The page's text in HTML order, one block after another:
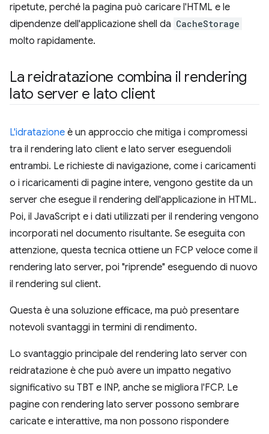
ripetute, perché la pagina può caricare l'HTML e le
dipendenze dell'applicazione shell da CacheStorage
molto rapidamente.
La reidratazione combina il rendering
lato server e lato client
L'idratazione è un approccio che mitiga i compromessi
tra il rendering lato client e lato server eseguendoli
entrambi. Le richieste di navigazione, come i caricamenti
o i ricaricamenti di pagine intere, vengono gestite da un
server che esegue il rendering dell'applicazione in HTML.
Poi, il JavaScript e i dati utilizzati per il rendering vengono
incorporati nel documento risultante. Se eseguita con
attenzione, questa tecnica ottiene un FCP veloce come il
rendering lato server, poi "riprende" eseguendo di nuovo
il rendering sul client.
Questa è una soluzione efficace, ma può presentare
notevoli svantaggi in termini di rendimento.
Lo svantaggio principale del rendering lato server con
reidratazione è che può avere un impatto negativo
significativo su TBT e INP, anche se migliora l'FCP. Le
pagine con rendering lato server possono sembrare
caricate e interattive, ma non possono rispondere